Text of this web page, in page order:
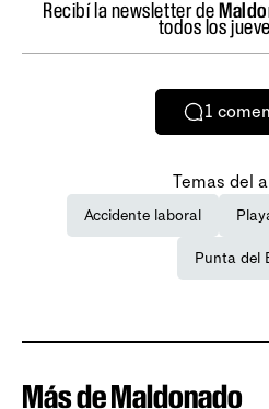
Recibí la newsletter de
todos los
1
Temas del
Accidente laboral
Punta del
Más de Maldonado